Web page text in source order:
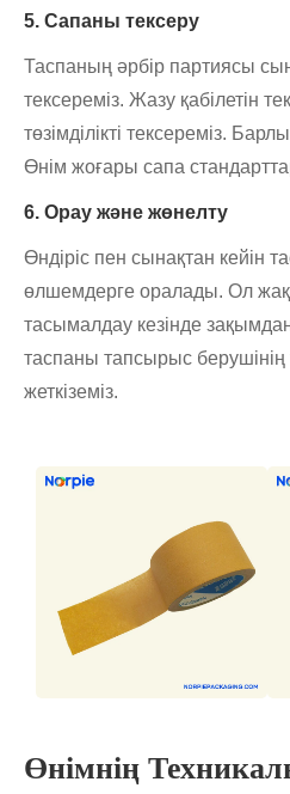
5. Сапаны тексеру
Таспаның әрбір партиясы
тексереміз. Жазу қабілетін
төзімділікті тексереміз.
Өнім жоғары сапа
6. Орау және жөнелту
Өндіріс пен сынақтан кейін
өлшемдерге оралады. Ол
тасымалдау кезінде
таспаны тапсырыс
жеткіземіз.
Өнімнің